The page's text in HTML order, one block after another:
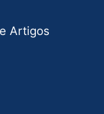
Artigos